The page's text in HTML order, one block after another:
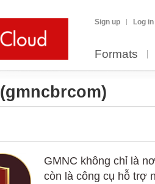
Sign up Log in
Formats
(gmncbrcom)
GMNC không chỉ là
còn là công cụ hỗ trợ